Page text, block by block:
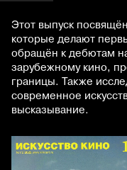
Этот выпуск
которые делают
обращён к дебютам
зарубежному кино,
границы. Также
современное
высказывание.